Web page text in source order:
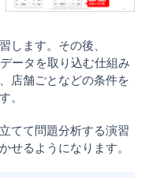
します。その後、
ータを取り込む仕組み
店舗ごとなどの条件を
。
てて問題分析する演習
せるようになります。